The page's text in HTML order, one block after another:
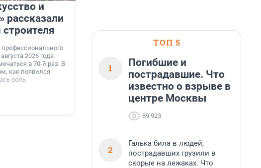
и
рассказали
2026 года
в 70-й раз. В
как появился
роль
станции МегаФона
Инженеры МегаФона установили телеком-
Ленинградской области. Базовые станции
вблизи Лемболовского и Раздолинского озёр,
а также недалеко от Большого Тосненского
7 августа, 14:59
ТОП 5
1
Погибшие и
пострадавшие. Что
известно о взрыве в
центре Москвы
89 923
2
Галька била в людей,
пострадавших грузили в
скорые на лежаках. Что